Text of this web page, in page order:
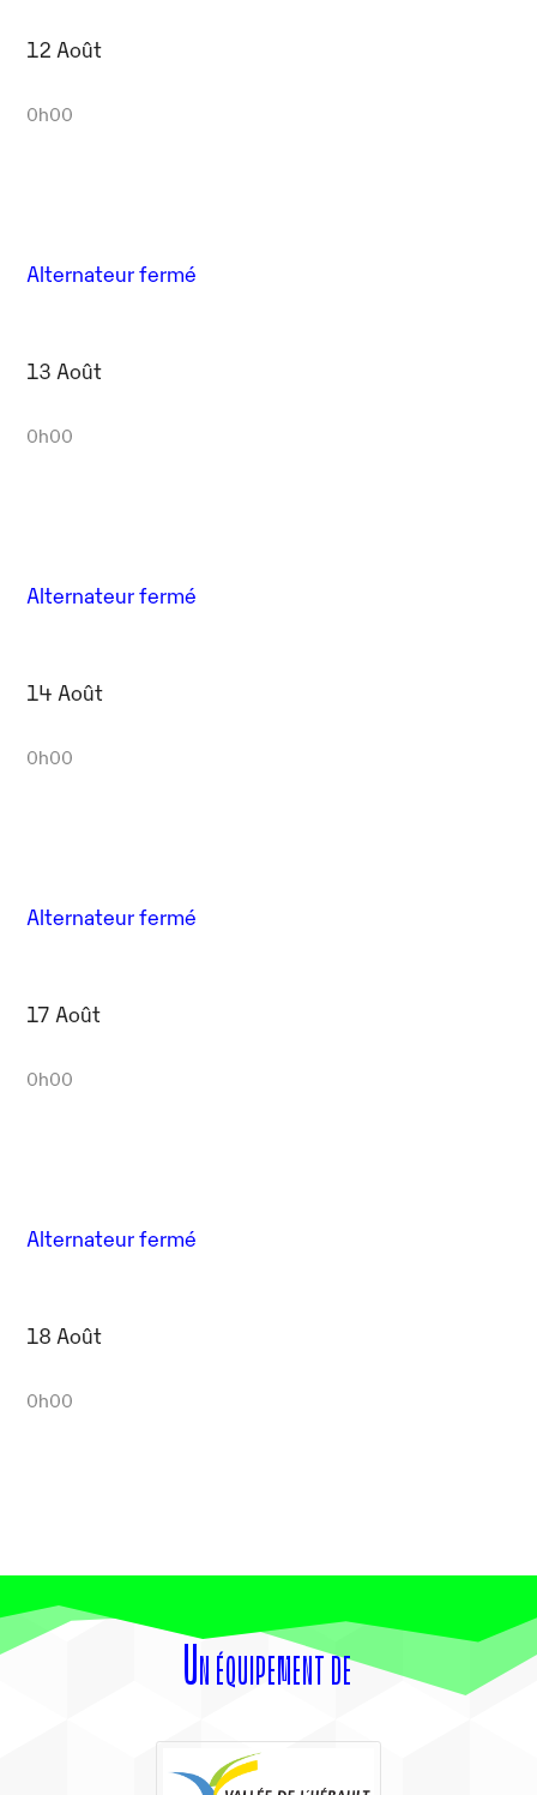
12 Août
0h00
Alternateur fermé
13 Août
0h00
Alternateur fermé
14 Août
0h00
Alternateur fermé
17 Août
0h00
Alternateur fermé
18 Août
0h00
Un équipement de